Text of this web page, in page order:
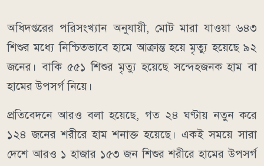
অধিদপ্তরের পরিসংখ্যান অনুযায়ী, মোট মারা যাওয়া ৬৪৩
শিশুর মধ্যে নিশ্চিতভাবে হামে আক্রান্ত হয়ে মৃত্যু হয়েছে ৯২
জনের। বাকি ৫৫১ শিশুর মৃত্যু হয়েছে সন্দেহজনক হাম বা
হামের উপসর্গ নিয়ে।
প্রতিবেদনে আরও বলা হয়েছে, গত ২৪ ঘণ্টায় নতুন করে
১২৪ জনের শরীরে হাম শনাক্ত হয়েছে। একই সময়ে সারা
দেশে আরও ১ হাজার ১৫৩ জন শিশুর শরীরে হামের উপসর্গ